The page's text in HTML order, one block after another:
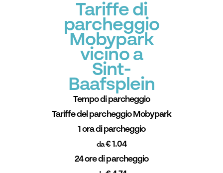
Tariffe di
parcheggio
Mobypark
vicino a
Sint-
Baafsplein
Tempo di parcheggio
Tariffe del parcheggio Mobypark
1 ora di parcheggio
da€ 1.04
24 ore di parcheggio